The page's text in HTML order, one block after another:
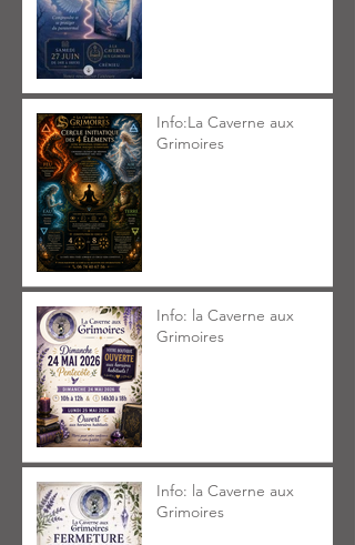
Info:La Caverne aux
Grimoires
Info: la Caverne aux
Grimoires
Info: la Caverne aux
Grimoires